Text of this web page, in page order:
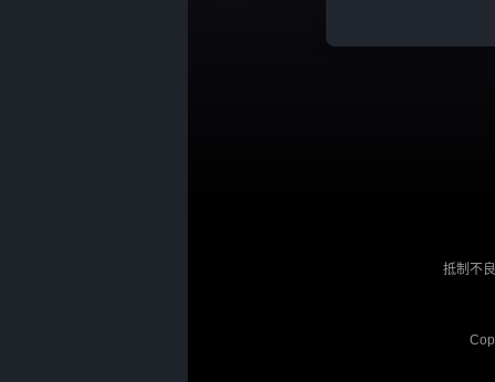
抵制不